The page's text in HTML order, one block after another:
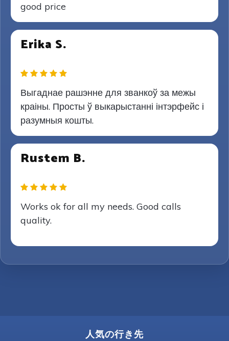
good price
Erika S.
Выгаднае рашэнне для званкоў за межы
краіны. Просты ў выкарыстанні інтэрфейс і
разумныя кошты.
Rustem B.
Works ok for all my needs. Good calls
quality.
人気の行き先